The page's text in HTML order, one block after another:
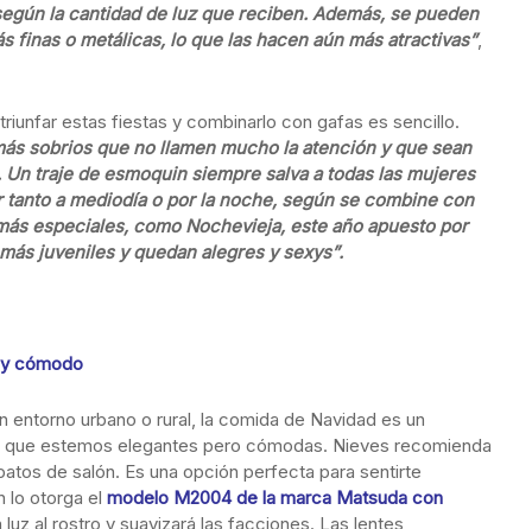
la cantidad de luz que reciben. Además, se pueden
finas o metálicas, lo que las hacen aún más atractivas”,
estas fiestas y combinarlo con gafas es sencillo.
sobrios que no llamen mucho la atención y que sean
traje de esmoquin siempre salva a todas las mujeres
a mediodía o por la noche, según se combine con
especiales, como Nochevieja, este año apuesto por
juveniles y quedan alegres y sexys”.
cómodo
urbano o rural, la comida de Navidad es un
estemos elegantes pero cómodas. Nieves recomienda
de salón. Es una opción perfecta para sentirte
lo otorga el modelo M2004 de la marca Matsuda con
luz al rostro y suavizará las facciones. Las lentes